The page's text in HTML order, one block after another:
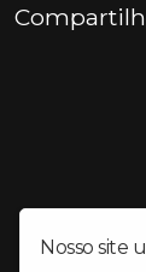
Nosso site